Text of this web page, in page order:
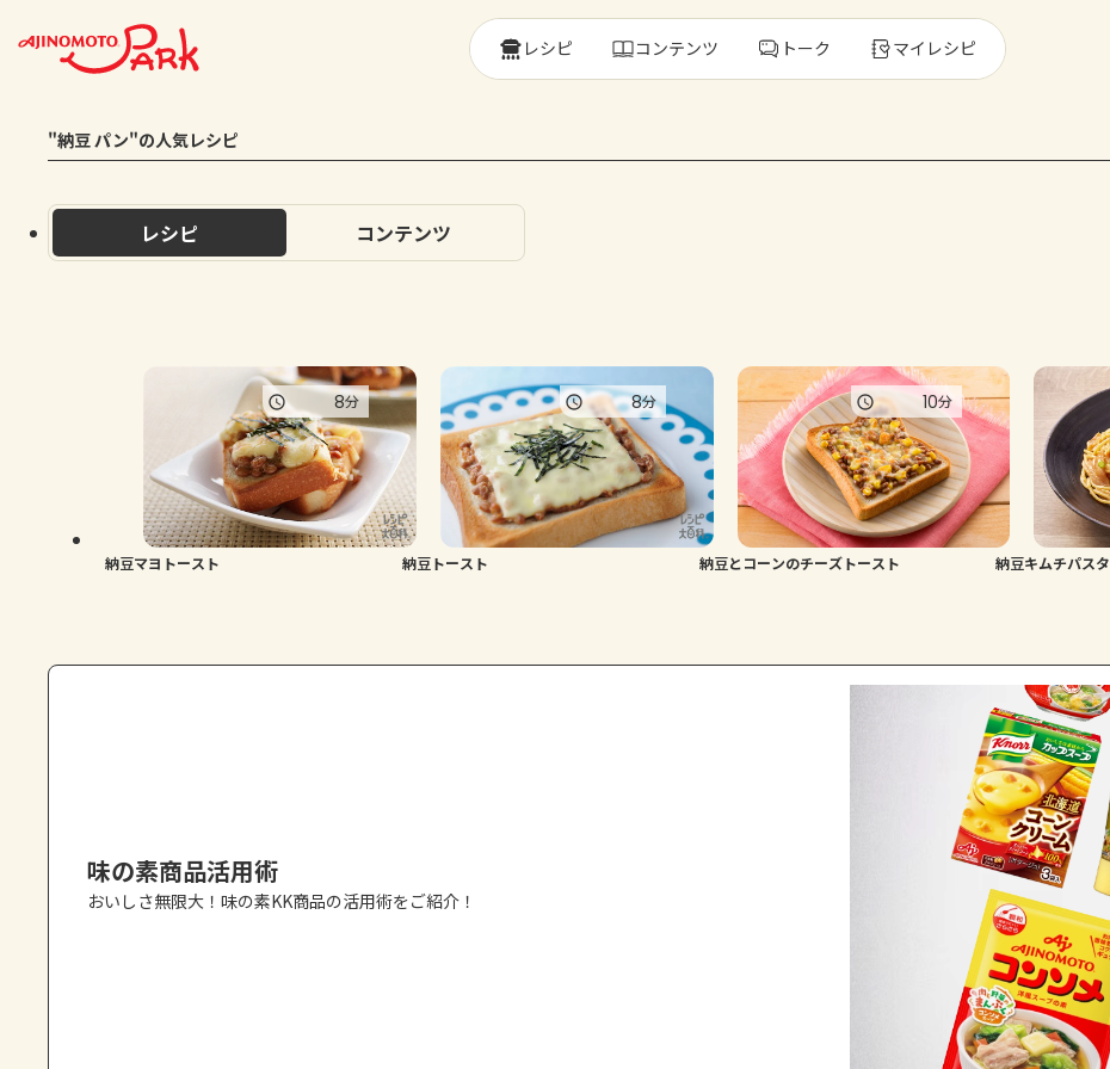
レシピ
レシピ コンテンツ トーク マイレシピ
"納豆 パン"の人気レシピ
レシピ コンテンツ
納豆マヨトースト
8分
納豆トースト
8分
納豆とコーンのチーズトースト
10分
納豆キムチパスタ
味の素商品活用術
おいしさ無限大！味の素KK商品の活用術をご紹介！